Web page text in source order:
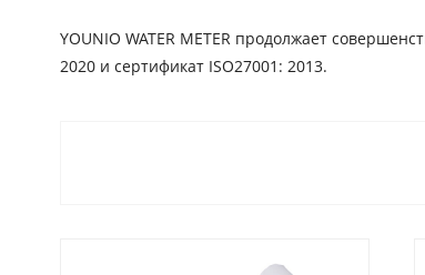
YOUNIO WATER METER продолжает
2020 и сертификат ISO27001: 2013.